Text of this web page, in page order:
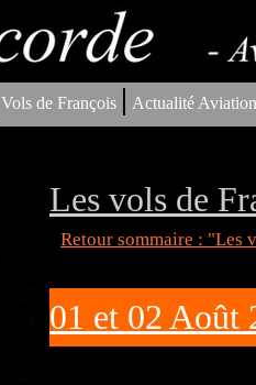
Vols de François | Actualité
Les vols de
Retour sommaire : "Les
01 et 02 Août